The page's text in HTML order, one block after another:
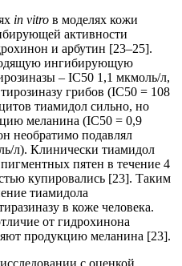
in vitro в моделях кожи
активности
и арбутин [23–25].
ингибирующую
– IC50 1,1 мкмоль/л,
грибов (IC50 = 108
тиамидол сильно, но
меланина (IC50 = 0,9
необратимо подавлял
л). Клинически тиамидол
пятен в течение 4
купировались [23]. Таким
тиамидола
в коже человека.
от гидрохинона
продукцию меланина [23].
с оценкой